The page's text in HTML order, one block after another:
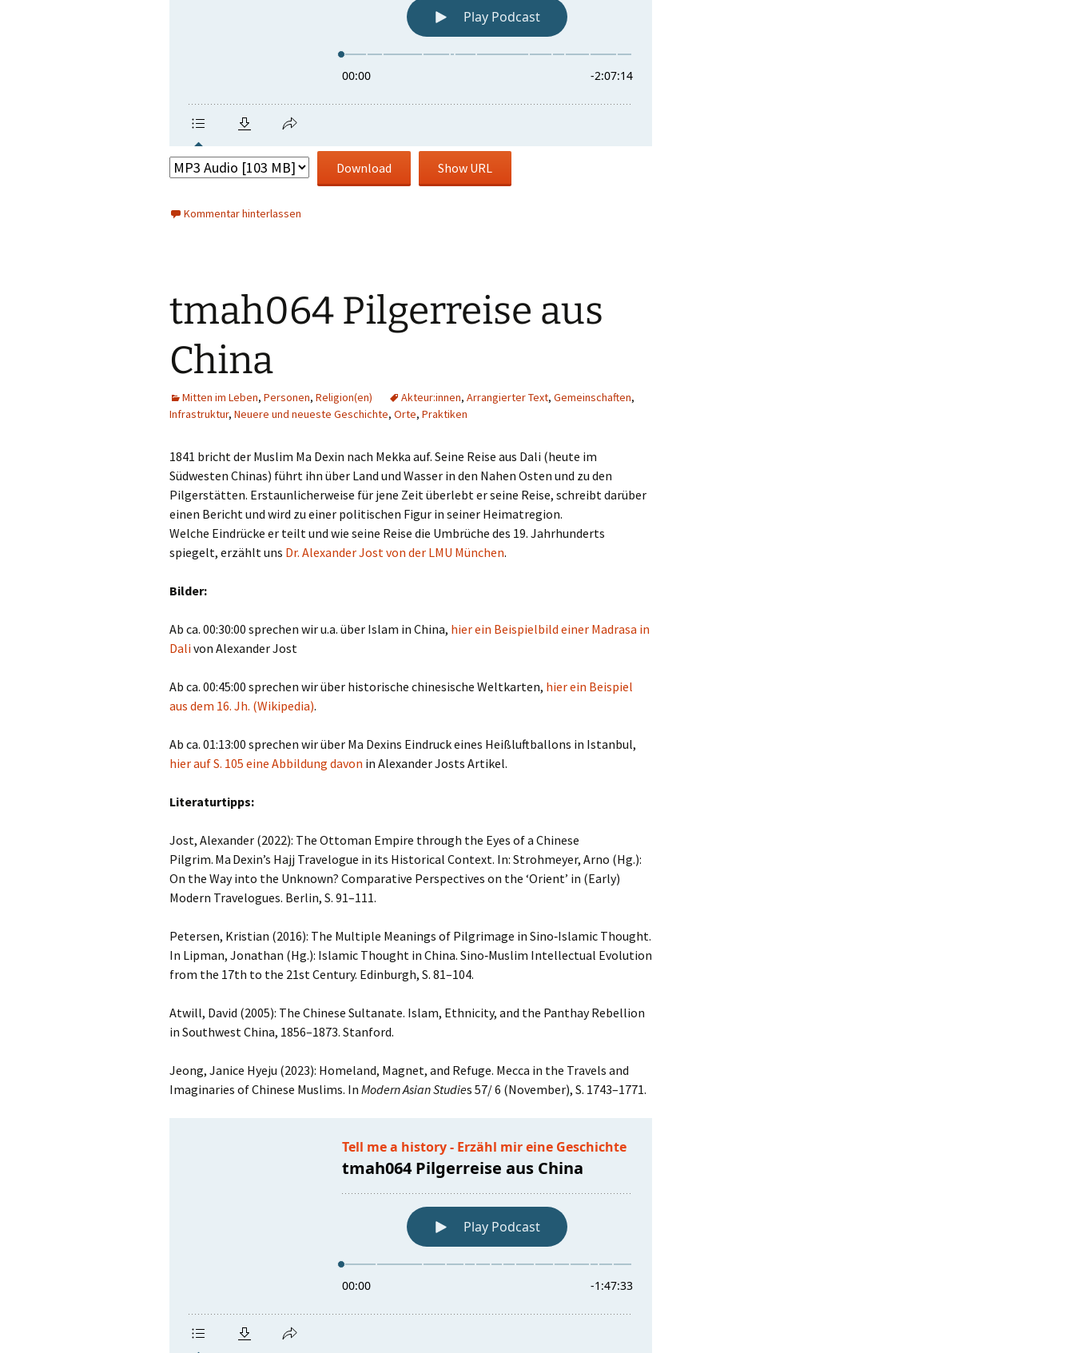
Download Show URL
Kommentar hinterlassen
tmah064 Pilgerreise aus
China
Mitten im Leben, Personen, Religion(en) Akteur:innen, Arrangierter Text, Gemeinschaften,
Infrastruktur, Neuere und neueste Geschichte, Orte, Praktiken
1841 bricht der Muslim Ma Dexin nach Mekka auf. Seine Reise aus Dali (heute im
Südwesten Chinas) führt ihn über Land und Wasser in den Nahen Osten und zu den
Pilgerstätten. Erstaunlicherweise für jene Zeit überlebt er seine Reise, schreibt darüber
einen Bericht und wird zu einer politischen Figur in seiner Heimatregion.
Welche Eindrücke er teilt und wie seine Reise die Umbrüche des 19. Jahrhunderts
spiegelt, erzählt uns Dr. Alexander Jost von der LMU München.
Bilder:
Ab ca. 00:30:00 sprechen wir u.a. über Islam in China, hier ein Beispielbild einer Madrasa in
Dalivon Alexander Jost
Ab ca. 00:45:00 sprechen wir über historische chinesische Weltkarten, hier ein Beispiel
aus dem 16. Jh. (Wikipedia).
Ab ca. 01:13:00 sprechen wir über Ma Dexins Eindruck eines Heißluftballons in Istanbul,
hier auf S. 105 eine Abbildung davon in Alexander Josts Artikel.
Literaturtipps:
Jost, Alexander (2022): The Ottoman Empire through the Eyes of a Chinese
Pilgrim. Ma Dexin’s Hajj Travelogue in its Historical Context. In: Strohmeyer, Arno (Hg.):
On the Way into the Unknown? Comparative Perspectives on the ‘Orient’ in (Early)
Modern Travelogues. Berlin, S. 91–111.
Petersen, Kristian (2016): The Multiple Meanings of Pilgrimage in Sino‑Islamic Thought.
In Lipman, Jonathan (Hg.): Islamic Thought in China. Sino‑Muslim Intellectual Evolution
from the 17th to the 21st Century. Edinburgh, S. 81–104.
Atwill, David (2005): The Chinese Sultanate. Islam, Ethnicity, and the Panthay Rebellion
in Southwest China, 1856–1873. Stanford.
Jeong, Janice Hyeju (2023): Homeland, Magnet, and Refuge. Mecca in the Travels and
Imaginaries of Chinese Muslims. In Modern Asian Studies 57/ 6 (November), S. 1743–1771.